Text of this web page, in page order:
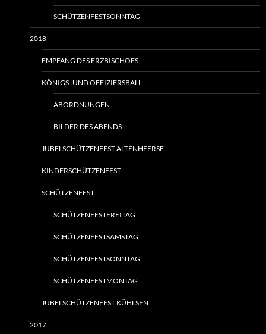
SCHÜTZENFESTSONNTAG
2018
EMPFANG DES ERZBISCHOFS
KÖNIGS- UND OFFIZIERSBALL
ABORDNUNGEN
BILDER DES ABENDS
JUBELSCHÜTZENFEST ALTENHEERSE
KINDERSCHÜTZENFEST
SCHÜTZENFEST
SCHÜTZENFESTFREITAG
SCHÜTZENFESTSAMSTAG
SCHÜTZENFESTSONNTAG
SCHÜTZENFESTMONTAG
JUBELSCHÜTZENFEST KÜHLSEN
2017